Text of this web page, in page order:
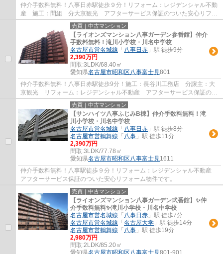
仲介手数料無料！八事日赤駅徒歩９分！リフォーム：レジデンシャル不動
産 施工：間組 分大京観光 アフターサービス保証のついた安心リフォ
ーム物件です。
売買｜中古マンション
【ライオンズマンション八事ガーデン参番館】仲介
手数料無料！滝川小学校・川名中学校
名古屋市営名城線 「 八事日赤 」駅 徒歩9分
2,390万円
間取:3LDK/68.40㎡
愛知県名古屋市昭和区八事富士見801
仲介手数料無料！八事日赤駅徒歩9分！施工：長谷川工務店 分譲主：大
京観光 リフォーム：レジデンシャル不動産 アフターサービス保証のつ
いた安心リフォーム物件です。
売買｜中古マンション
【サンハイツ八事ふじみB棟】仲介手数料無料！滝
川小学校・川名中学校
名古屋市営名城線 「 八事日赤 」駅 徒歩8分
名古屋市営鶴舞線 「 八事 」駅 徒歩11分
2,390万円
間取:3LDK/77.78㎡
愛知県名古屋市昭和区八事富士見1611
仲介手数料無料！八事駅徒歩９分！リフォーム：レジデンシャル不動産
アフターサービス保証のついた安心リフォーム物件です。
売買｜中古マンション
【ライオンズマンション八事ガーデン弐番館】✨️仲
介手数料無料✨️滝川小学校・川名中学校
名古屋市営名城線 「 八事日赤 」駅 徒歩7分
名古屋市営名城線 「 名古屋大学 」駅 徒歩14分
名古屋市営鶴舞線 「 八事 」駅 徒歩19分
2,980万円
間取:2LDK/85.20㎡
愛知県名古屋市昭和区八事富士見801-901